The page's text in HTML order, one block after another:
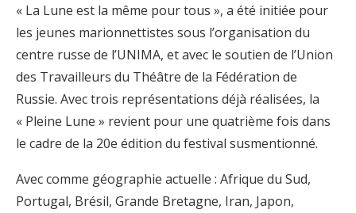
« La Lune est la même pour tous », a été initiée pour
les jeunes marionnettistes sous l’organisation du
centre russe de l’UNIMA, et avec le soutien de l’Union
des Travailleurs du Théâtre de la Fédération de
Russie. Avec trois représentations déjà réalisées, la
« Pleine Lune » revient pour une quatrième fois dans
le cadre de la 20e édition du festival susmentionné.
Avec comme géographie actuelle : Afrique du Sud,
Portugal, Brésil, Grande Bretagne, Iran, Japon,